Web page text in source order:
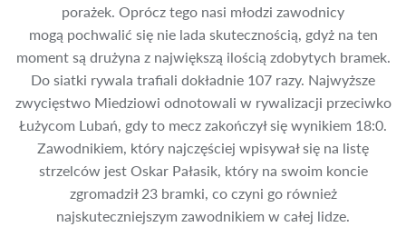
porażek. Oprócz tego nasi młodzi zawodnicy
mogą pochwalić się nie lada skutecznością, gdyż na ten
moment są drużyna z największą ilością zdobytych bramek.
Do siatki rywala trafiali dokładnie 107 razy. Najwyższe
zwycięstwo Miedziowi odnotowali w rywalizacji przeciwko
Łużycom Lubań, gdy to mecz zakończył się wynikiem 18:0.
Zawodnikiem, który najczęściej wpisywał się na listę
strzelców jest Oskar Pałasik, który na swoim koncie
zgromadził 23 bramki, co czyni go również
najskuteczniejszym zawodnikiem w całej lidze.